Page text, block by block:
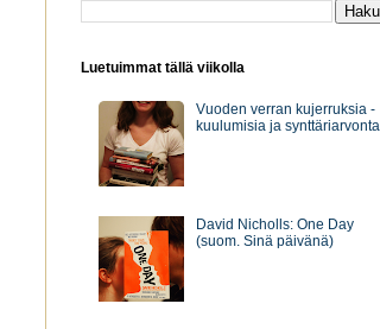
Luetuimmat tällä viikolla
Vuoden verran kujerruksia -
kuulumisia ja synttäriarvonta
David Nicholls: One Day
(suom. Sinä päivänä)